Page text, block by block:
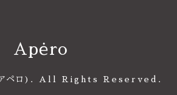
Apėro
ペロ) . All Rights Reserved.